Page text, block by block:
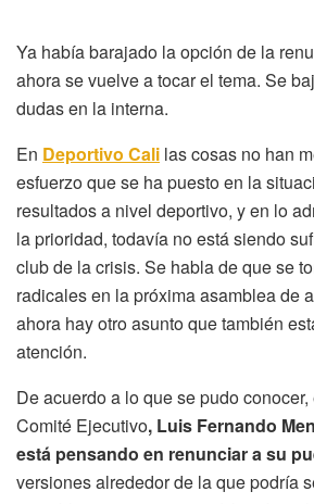
Ya había barajado la opción de la
ahora se vuelve a tocar el tema. Se
dudas en la interna.
En Deportivo Cali las cosas no han
esfuerzo que se ha puesto en la
resultados a nivel deportivo, y en lo
la prioridad, todavía no está siendo
club de la crisis. Se habla de que se
radicales en la próxima asamblea de
ahora hay otro asunto que también
atención.
De acuerdo a lo que se pudo
Comité Ejecutivo, Luis Fernando
está pensando en renunciar a su
versiones alrededor de la que podría